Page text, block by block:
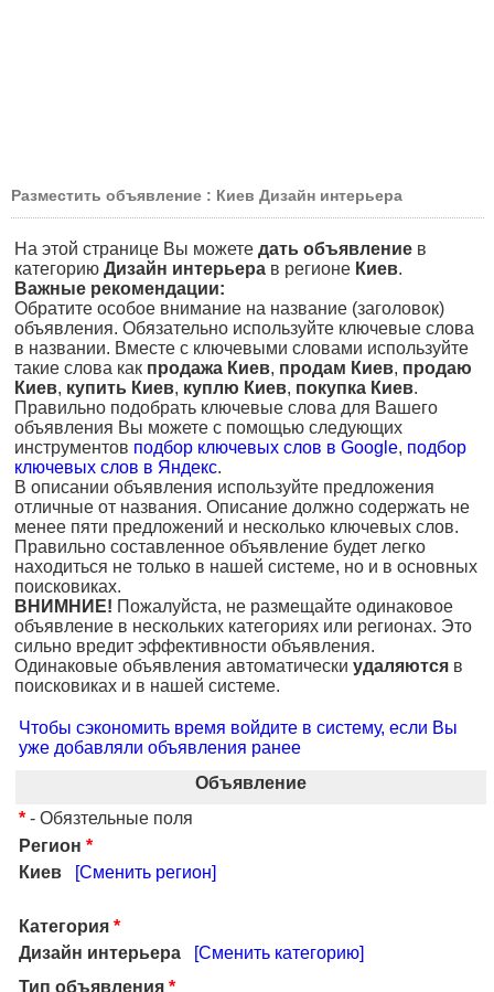
Разместить объявление : Киев Дизайн интерьера
На этой странице Вы можете дать объявление в
категорию Дизайн интерьера в регионе Киев.
Важные рекомендации:
Обратите особое внимание на название (заголовок)
объявления. Обязательно используйте ключевые слова
в названии. Вместе с ключевыми словами используйте
такие слова как продажа Киев, продам Киев, продаю
Киев, купить Киев, куплю Киев, покупка Киев.
Правильно подобрать ключевые слова для Вашего
объявления Вы можете с помощью следующих
инструментов подбор ключевых слов в Google, подбор
ключевых слов в Яндекс.
В описании объявления используйте предложения
отличные от названия. Описание должно содержать не
менее пяти предложений и несколько ключевых слов.
Правильно составленное объявление будет легко
находиться не только в нашей системе, но и в основных
поисковиках.
ВНИМНИЕ! Пожалуйста, не размещайте одинаковое
объявление в нескольких категориях или регионах. Это
сильно вредит эффективности объявления.
Одинаковые объявления автоматически удаляются в
поисковиках и в нашей системе.
Чтобы сэкономить время войдите в систему, если Вы
уже добавляли объявления ранее
Объявление
* - Обязтельные поля
Регион *
Киев
[Сменить регион]
Категория *
Дизайн интерьера
[Сменить категорию]
Тип объявления *